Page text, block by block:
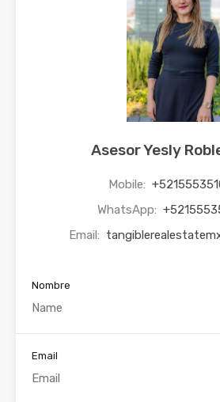
Asesor Yesly
Mobile:
WhatsApp:
Email:
Nombre
Email